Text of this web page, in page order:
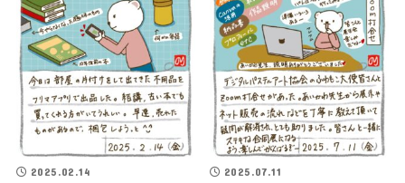
2025.02.14
2025.07.11